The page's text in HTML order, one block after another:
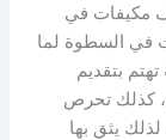
مكيفات في
في السطوة لما
بتقديم
كذلك تحرص
يثق بها